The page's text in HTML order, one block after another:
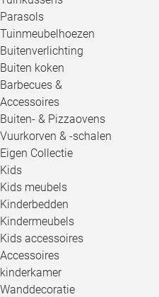
Parasols
Tuinmeubelhoezen
Buitenverlichting
Buiten koken
Barbecues &
Accessoires
Buiten- & Pizzaovens
Vuurkorven & -schalen
Eigen Collectie
Kids
Kids meubels
Kinderbedden
Kindermeubels
Kids accessoires
Accessoires
kinderkamer
Wanddecoratie